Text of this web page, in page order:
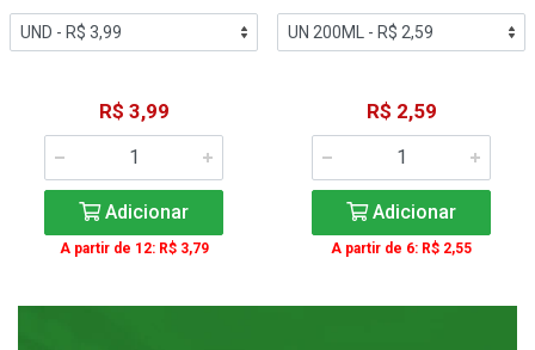
R$ 3,99
Adicionar
A partir de 12: R$ 3,79
R$ 2,59
Adicionar
A partir de 6: R$ 2,55